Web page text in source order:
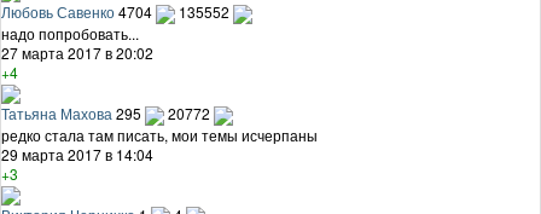
Любовь Савенко4704
135552
надо попробовать...
27 марта 2017 в 20:02
+4
Татьяна Махова 295
20772
редко стала там писать, мои темы исчерпаны
29 марта 2017 в 14:04
+3